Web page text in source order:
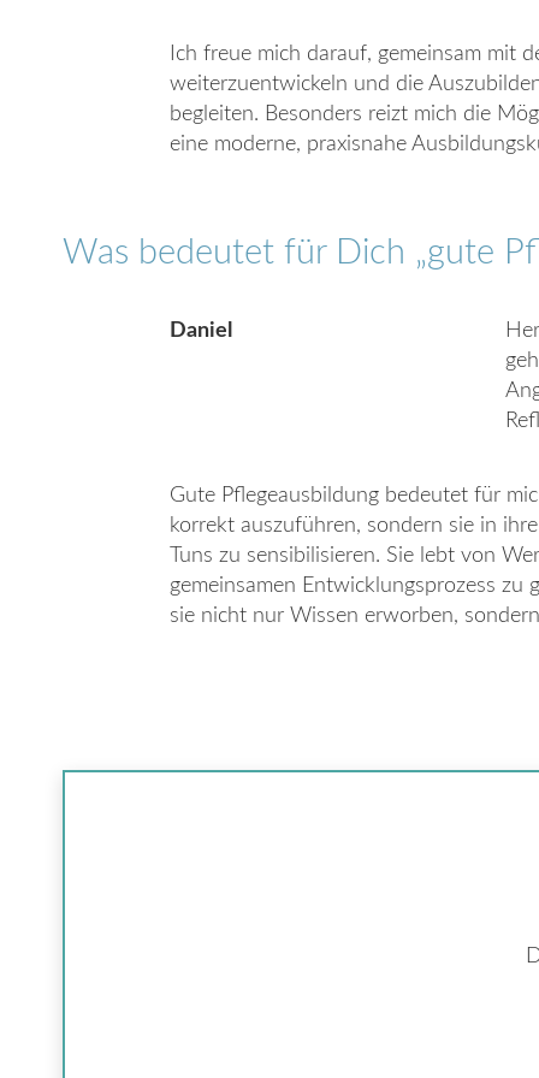
Ich freue mich darauf, gemeinsam mit
weiterzuentwickeln und die
begleiten. Besonders reizt mich die
eine moderne, praxisnahe
Was bedeutet für Dich „gute
Daniel
Gute Pflegeausbildung bedeutet für
korrekt auszuführen, sondern sie in
Tuns zu sensibilisieren. Sie lebt von
gemeinsamen Entwicklungsprozess zu
sie nicht nur Wissen erworben,